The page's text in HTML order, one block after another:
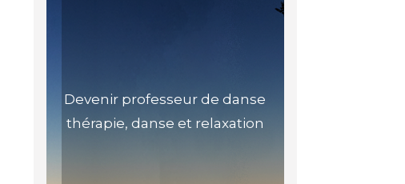
Devenir professeur de danse
thérapie, danse et relaxation